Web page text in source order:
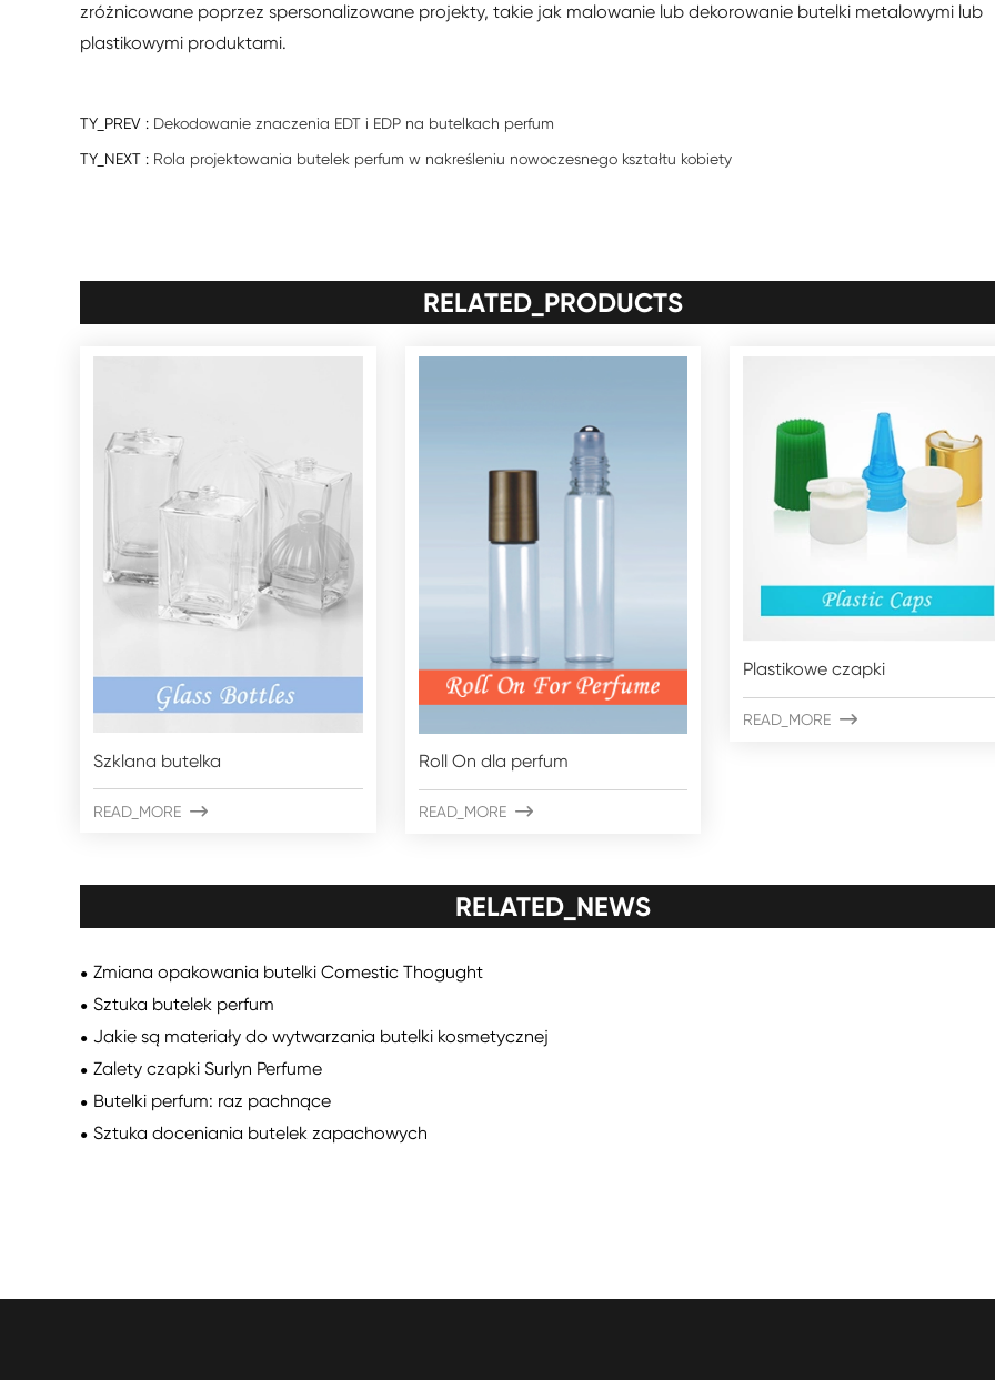
zróżnicowane poprzez spersonalizowane projekty, takie jak malowanie lub dekorowanie butelki metalowymi lub
plastikowymi produktami.
TY_PREV : Dekodowanie znaczenia EDT i EDP na butelkach perfum
TY_NEXT : Rola projektowania butelek perfum w nakreśleniu nowoczesnego kształtu kobiety
RELATED_PRODUCTS
Szklana butelka
READ_MORE 
Roll On dla perfum
READ_MORE 
Plastikowe czapki
READ_MORE 
RELATED_NEWS
Zmiana opakowania butelki Comestic Thogught
Sztuka butelek perfum
Jakie są materiały do wytwarzania butelki kosmetycznej
Zalety czapki Surlyn Perfume
Butelki perfum: raz pachnące
Sztuka doceniania butelek zapachowych